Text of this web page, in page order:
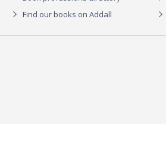
Find our books on Addall